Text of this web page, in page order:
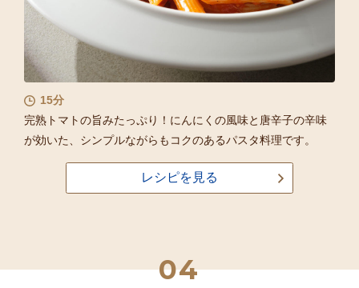
15分
完熟トマトの旨みたっぷり！にんにくの風味と唐辛子の辛味
が効いた、シンプルながらもコクのあるパスタ料理です。
レシピを見る
04